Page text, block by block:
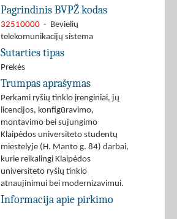
Pagrindinis BVPŽ kodas
32510000 - Bevielių
telekomunikacijų sistema
Sutarties tipas
Prekės
Trumpas aprašymas
Perkami ryšių tinklo įrenginiai, jų
licencijos, konfigūravimo,
montavimo bei sujungimo
Klaipėdos universiteto studentų
miestelyje (H. Manto g. 84) darbai,
kurie reikalingi Klaipėdos
universiteto ryšių tinklo
atnaujinimui bei modernizavimui.
Informacija apie pirkimo